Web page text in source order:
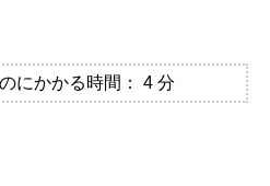
にかかる時間： 4 分